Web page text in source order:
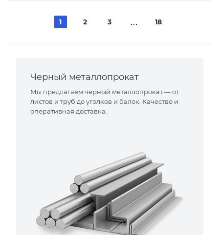
1 2 3 18
Черный металлопрокат
Мы предлагаем черный металлопрокат — от
листов и труб до уголков и балок. Качество и
оперативная доставка.